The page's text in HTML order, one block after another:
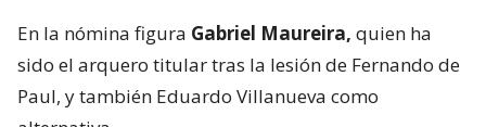
En la nómina figura Gabriel Maureira, quien ha
sido el arquero titular tras la lesión de Fernando de
Paul, y también Eduardo Villanueva como